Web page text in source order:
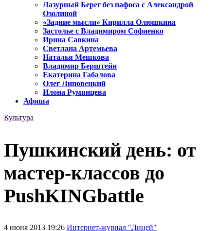
Лазурный Берег без пафоса с Александрой
Озолиной
«Задние мысли» Кирилла Олюшкина
Застолье с Владимиром Софиенко
Ирина Савкина
Светлана Артемьева
Наталья Мешкова
Владимир Берштейн
Екатерина Габалова
Олег Липовецкий
Илона Румянцева
Афиша
Культура
Пушкинский день: от
мастер-классов до
PushKINGbattle
4 июня 2013 19:26 Интернет-журнал "Лицей"